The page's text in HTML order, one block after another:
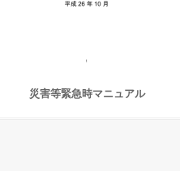
災害等緊急時マニュアル